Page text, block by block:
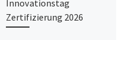
Innovationstag
Zertifizierung 2026